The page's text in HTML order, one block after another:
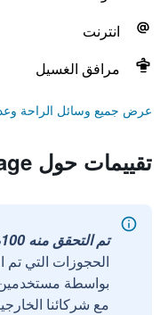
انترنت
مرافق الغسيل
عرض جميع وسائل الراحة
تقييمات حول Birch Tree Cottage
تم التحقق منه 100%
الحجوزات التي تم
مع شركائنا